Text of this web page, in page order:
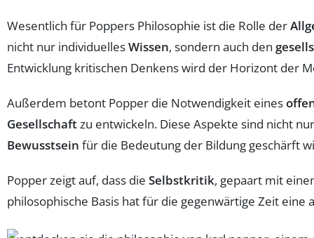
Wesentlich für Poppers Philosophie ist die Rolle der
nicht nur individuellesWissen, sondern auch den
Entwicklung kritischen Denkens wird der Horizont der
Außerdem betont Popper die Notwendigkeit eines
Gesellschaftzu entwickeln. Diese Aspekte sind nicht
Bewusstsein für die Bedeutung der Bildung geschärft
Popper zeigt auf, dass die Selbstkritik, gepaart mit
philosophische Basis hat für die gegenwärtige Zeit